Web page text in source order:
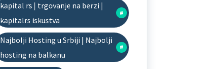
kapital rs | trgovanje na berzi |
kapitalrs iskustva
Najbolji Hosting u Srbiji | Najbolji
hosting na balkanu